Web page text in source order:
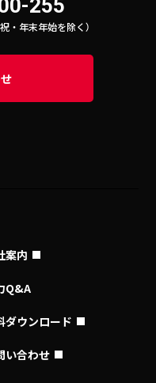
255
・年末年始を除く）
案内
Q&A
ダウンロード
い合わせ